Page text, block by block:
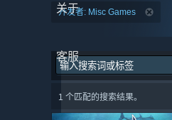
关于
客服
开发者: Misc Games
1 个匹配的搜索结果。